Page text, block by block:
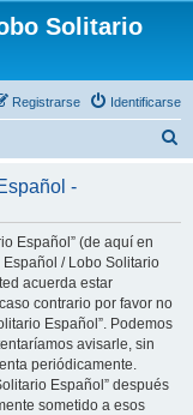
Solitario
Identificarse
Registrarse
c
-
Español” (de aquí en
Español / Lobo Solitario
acuerda estar
contrario por favor no
Español”. Podemos
avisarle, sin
periódicamente.
Español” después
sometido a esos